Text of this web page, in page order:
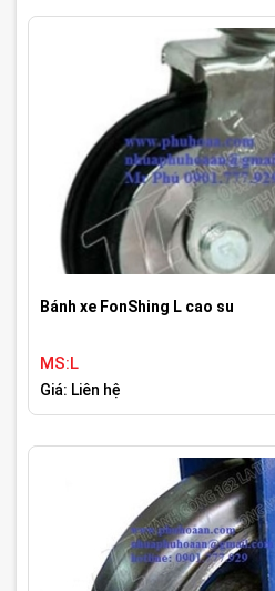
Bánh xe FonShing L cao su
MS:L
Giá: Liên hệ